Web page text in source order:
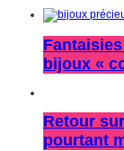
bijoux «
Retour
pourtant